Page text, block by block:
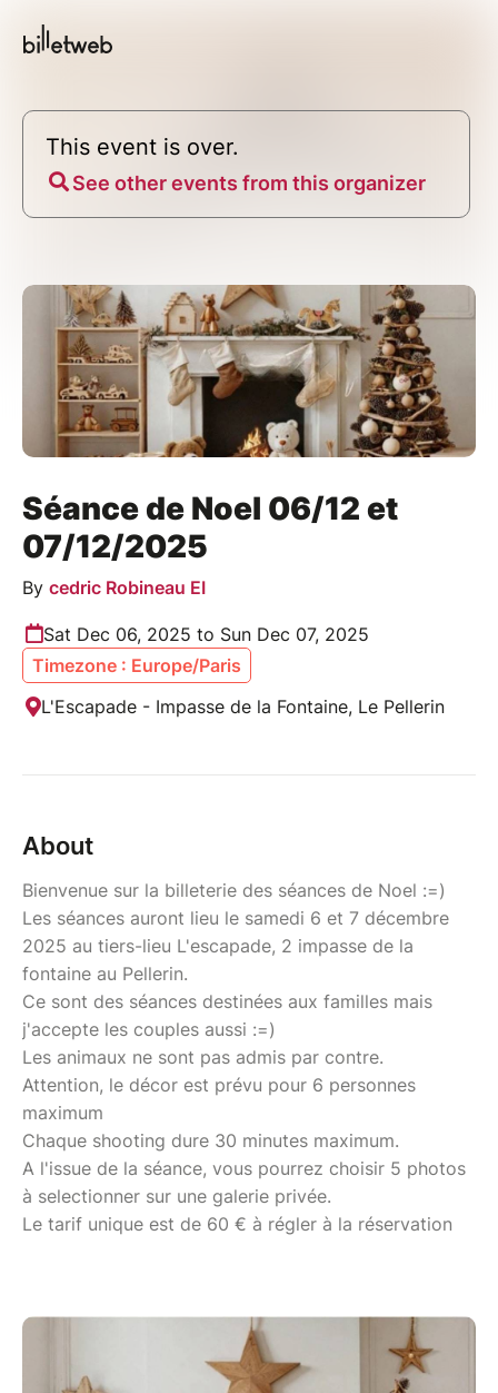
This event is over.
See other events from this organizer
Séance de Noel 06/12 et
07/12/2025
By cedric Robineau EI
Sat Dec 06, 2025 to Sun Dec 07, 2025
Timezone : Europe/Paris
L'Escapade - Impasse de la Fontaine, Le Pellerin
About
Bienvenue sur la billeterie des séances de Noel :=)
Les séances auront lieu le samedi 6 et 7 décembre
2025 au tiers-lieu L'escapade, 2 impasse de la
fontaine au Pellerin.
Ce sont des séances destinées aux familles mais
j'accepte les couples aussi :=)
Les animaux ne sont pas admis par contre.
Attention, le décor est prévu pour 6 personnes
maximum
Chaque shooting dure 30 minutes maximum.
A l'issue de la séance, vous pourrez choisir 5 photos
à selectionner sur une galerie privée.
Le tarif unique est de 60 € à régler à la réservation